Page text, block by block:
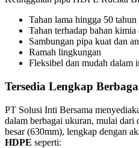
Tahan lama hingga 50 tahun
Tahan terhadap bahan kimia
Sambungan pipa kuat dan
Ramah lingkungan
Fleksibel dan mudah dalam
Tersedia Lengkap
PT Solusi Inti Bersama
dalam berbagai ukuran, mulai dari
besar (630mm), lengkap dengan
HDPE seperti: